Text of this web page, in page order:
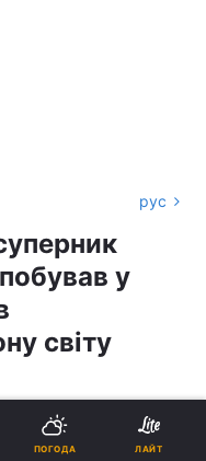
рус
у
світу
ПОГОДА ЛАЙТ